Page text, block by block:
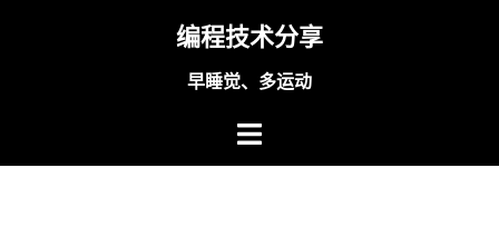
编程技术分享
早睡觉、多运动